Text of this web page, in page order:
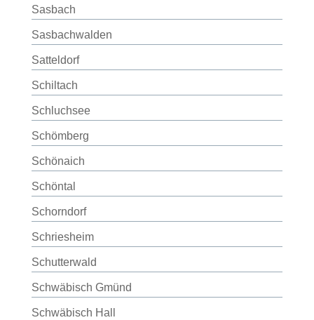
Sasbach
Sasbachwalden
Satteldorf
Schiltach
Schluchsee
Schömberg
Schönaich
Schöntal
Schorndorf
Schriesheim
Schutterwald
Schwäbisch Gmünd
Schwäbisch Hall